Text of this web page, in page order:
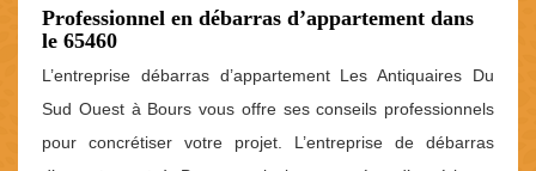
Professionnel en débarras d’appartement dans
le 65460
L’entreprise débarras d’appartement Les Antiquaires Du
Sud Ouest à Bours vous offre ses conseils professionnels
pour concrétiser votre projet. L’entreprise de débarras